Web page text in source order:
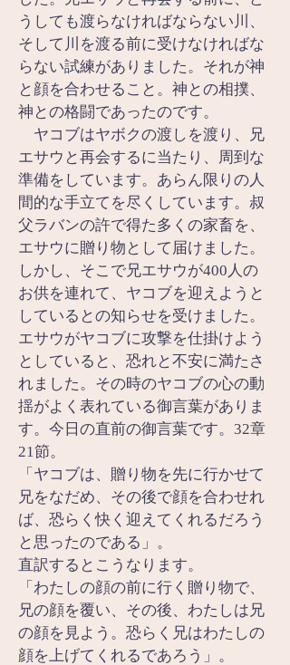
うしても渡らなければならない川、
そして川を渡る前に受けなければな
らない試練がありました。それが神
と顔を合わせること。神との相撲、
神との格闘であったのです。
ヤコブはヤボクの渡しを渡り、兄
エサウと再会するに当たり、周到な
準備をしています。あらん限りの人
間的な手立てを尽くしています。叔
父ラバンの許で得た多くの家畜を、
エサウに贈り物として届けました。
しかし、そこで兄エサウが400人の
お供を連れて、ヤコブを迎えようと
しているとの知らせを受けました。
エサウがヤコブに攻撃を仕掛けよう
としていると、恐れと不安に満たさ
れました。その時のヤコブの心の動
揺がよく表れている御言葉がありま
す。今日の直前の御言葉です。32章
21節。
「ヤコブは、贈り物を先に行かせて
兄をなだめ、その後で顔を合わせれ
ば、恐らく快く迎えてくれるだろう
と思ったのである」。
直訳するとこうなります。
「わたしの顔の前に行く贈り物で、
兄の顔を覆い、その後、わたしは兄
の顔を見よう。恐らく兄はわたしの
顔を上げてくれるであろう」。